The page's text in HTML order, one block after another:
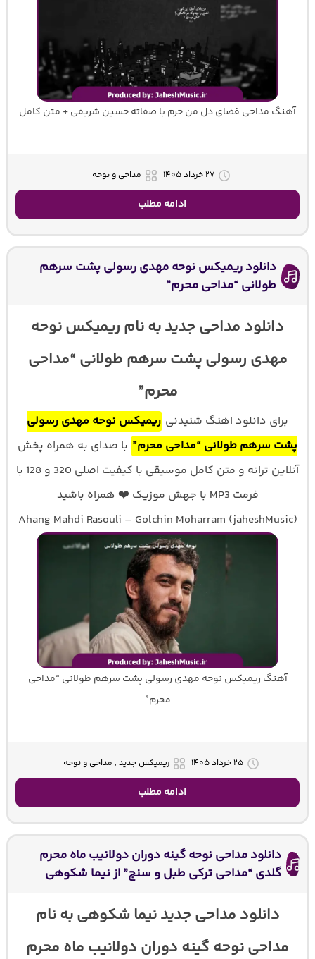
آهنگ مداحی فضای دل من حرم با صفاته حسین شریفی + متن کامل
۲۷ خرداد ۱۴۰۵ مداحی و نوحه
ادامه مطلب
دانلود ریمیکس نوحه مهدی رسولی پشت سرهم
طولانی “مداحی محرم”
دانلود مداحی جدید به نام ریمیکس نوحه
مهدی رسولی پشت سرهم طولانی “مداحی
محرم”
برای دانلود اهنگ شنیدنی ریمیکس نوحه مهدی رسولی
پشت سرهم طولانی “مداحی محرم” با صدای به همراه پخش
آنلاین ترانه و متن کامل موسیقی با کیفیت اصلی 320 و 128 با
فرمت MP3 با جهش موزیک ❤️ همراه باشید
Ahang Mahdi Rasouli – Golchin Moharram (jaheshMusic)
آهنگ ریمیکس نوحه مهدی رسولی پشت سرهم طولانی “مداحی
محرم”
۲۵ خرداد ۱۴۰۵ ریمیکس جدید , مداحی و نوحه
ادامه مطلب
دانلود مداحی نوحه گینه دوران دولانیب ماه محرم
گلدی “مداحی ترکی طبل و سنج” از نیما شکوهی
دانلود مداحی جدید نیما شکوهی به نام
مداحی نوحه گینه دوران دولانیب ماه محرم